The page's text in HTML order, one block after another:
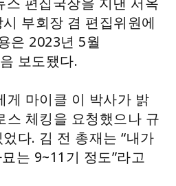
부회장 겸 편집위원에
은 2023년 5월
보도됐다.
게 마이클 이 박사가 밝
스 체킹을 요청했으나 규
다. 김 전 총재는 “내가
는 9~11기 정도”라고